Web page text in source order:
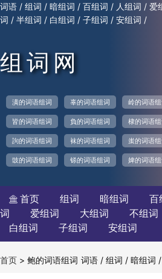
词语 / 组词 / 暗组词 / 百组词 / 人组词 / 爱
词 / 半组词 / 白组词 / 子组词 / 安组词 /
组词网
潢的词语组词 辜的词语组词 岭的词语组
皆的词语组词 負的词语组词 棣的词语组
訽的词语组词 袜的词语组词 蚩的词语组
豉的词语组词 铩的词语组词 婢的词语组
 首页 组词 暗组词 百
词
爱组词 大组词 不组词
白组词
子组词 安组词
词语 /组词 /暗组词
首页 > 鲍的词语组词